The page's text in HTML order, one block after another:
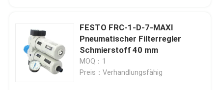
FESTO FRC-1-D-7-MAXI
Pneumatischer Filterregler
Schmierstoff 40 mm
MOQ：1
Preis：Verhandlungsfähig